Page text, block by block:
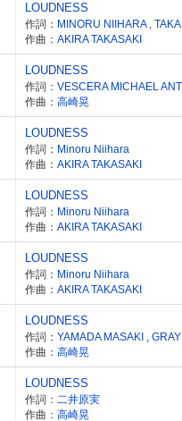
LOUDNESS
作詞： MINORU NIIHARA
TAKASHI KANAZAWA
作曲： AKIRA TAKASAKI
LOUDNESS
作詞：
作曲： 高崎晃
LOUDNESS
作詞： Minoru Niihara
作曲： AKIRA TAKASAKI
LOUDNESS
作詞： Minoru Niihara
作曲： AKIRA TAKASAKI
LOUDNESS
作詞： Minoru Niihara
作曲： AKIRA TAKASAKI
LOUDNESS
作詞： YAMADA MASAKI
GRAY JODY
作曲： 高崎晃
LOUDNESS
作詞： 二井原実
作曲： 高崎晃